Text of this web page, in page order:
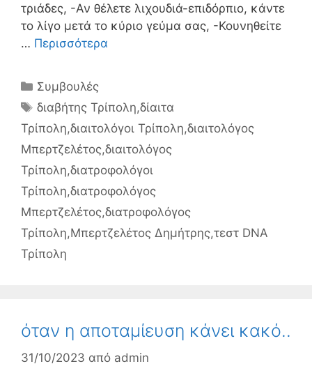
τριάδες, -Αν θέλετε λιχουδιά-επιδόρπιο, κάντε
το λίγο μετά το κύριο γεύμα σας, -Κουνηθείτε
… Περισσότερα
Κατηγορίες
Συμβουλές
Ετικέτες
διαβήτης Τρίπολη,δίαιτα
Τρίπολη,διαιτολόγοι Τρίπολη,διαιτολόγος
Μπερτζελέτος,διαιτολόγος
Τρίπολη,διατροφολόγοι
Τρίπολη,διατροφολόγος
Μπερτζελέτος,διατροφολόγος
Τρίπολη,Μπερτζελέτος Δημήτρης,τεστ DNA
Τρίπολη
όταν η αποταμίευση κάνει κακό..
31/10/2023 από admin